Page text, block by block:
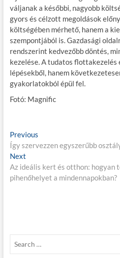
váljanak a későbbi, nagyobb
gyors és célzott megoldások
költségében mérhető, hanem a
szempontjából is. Gazdasági
rendszerint kedvezőbb döntés,
kezelése. A tudatos flottakezelés
lépésekből, hanem
gyakorlatokból épül fel.
Fotó: Magnific
B
e
j
e
z
é
Previous
r
v
i
t
Így szervezzen egyszerűbb
Next
e
x
:
Az ideális kert és otthon: hogyan
pihenőhelyet a mindennapokban?